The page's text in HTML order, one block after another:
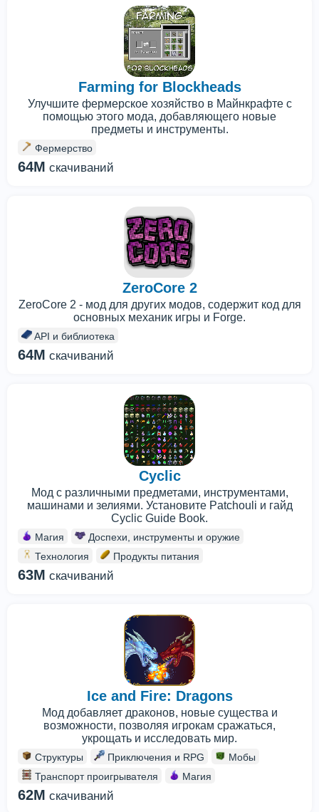
Farming for Blockheads
Улучшите фермерское хозяйство в Майнкрафте с
помощью этого мода, добавляющего новые
предметы и инструменты.
Фермерство
64M скачиваний
ZeroCore 2
ZeroCore 2 - мод для других модов, содержит код для
основных механик игры и Forge.
API и библиотека
64M скачиваний
Cyclic
Мод с различными предметами, инструментами,
машинами и зелиями. Установите Patchouli и гайд
Cyclic Guide Book.
Магия
Доспехи, инструменты и оружие
Технология
Продукты питания
63M скачиваний
Ice and Fire: Dragons
Мод добавляет драконов, новые существа и
возможности, позволяя игрокам сражаться,
укрощать и исследовать мир.
Структуры Приключения и RPG
Мобы
Транспорт проигрывателя
Магия
62M скачиваний